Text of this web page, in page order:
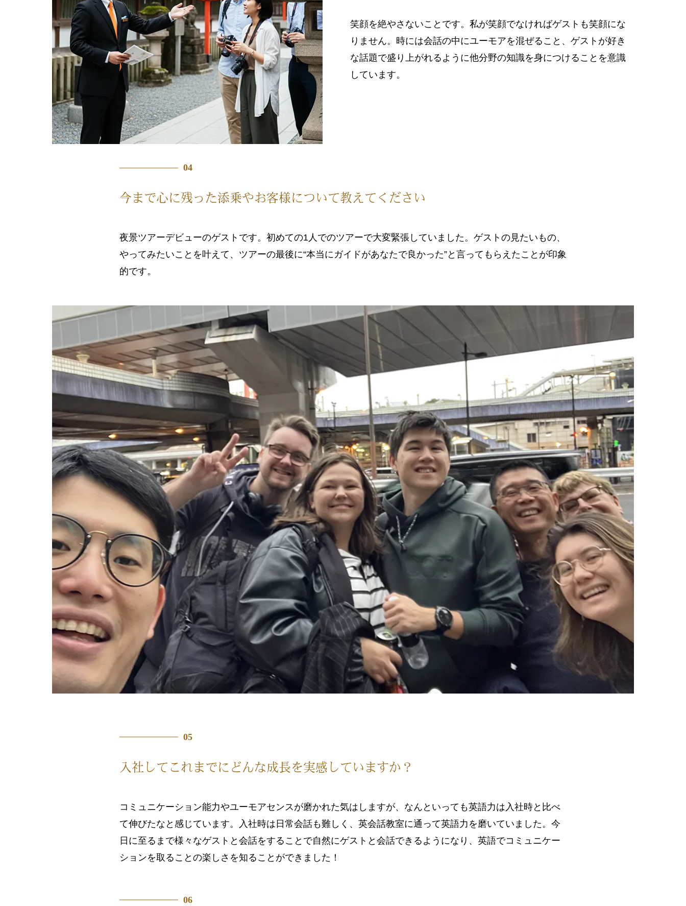
笑顔を絶やさないことです。私が笑顔でなければゲストも笑顔にな
りません。時には会話の中にユーモアを混ぜること、ゲストが好き
な話題で盛り上がれるように他分野の知識を身につけることを意識
しています。
04
今まで心に残った添乗やお客様について教えてください
夜景ツアーデビューのゲストです。初めての1人でのツアーで大変緊張していました。ゲストの見たいもの、
やってみたいことを叶えて、ツアーの最後に“本当にガイドがあなたで良かった”と言ってもらえたことが印象
的です。
05
入社してこれまでにどんな成長を実感していますか？
コミュニケーション能力やユーモアセンスが磨かれた気はしますが、なんといっても英語力は入社時と比べ
て伸びたなと感じています。入社時は日常会話も難しく、英会話教室に通って英語力を磨いていました。今
日に至るまで様々なゲストと会話をすることで自然にゲストと会話できるようになり、英語でコミュニケー
ションを取ることの楽しさを知ることができました！
06